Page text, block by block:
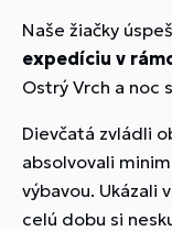
Naše žiačky
expedíciu v
Ostrý Vrch a noc
Dievčatá zvládli
absolvovali
výbavou. Ukázali
celú dobu si